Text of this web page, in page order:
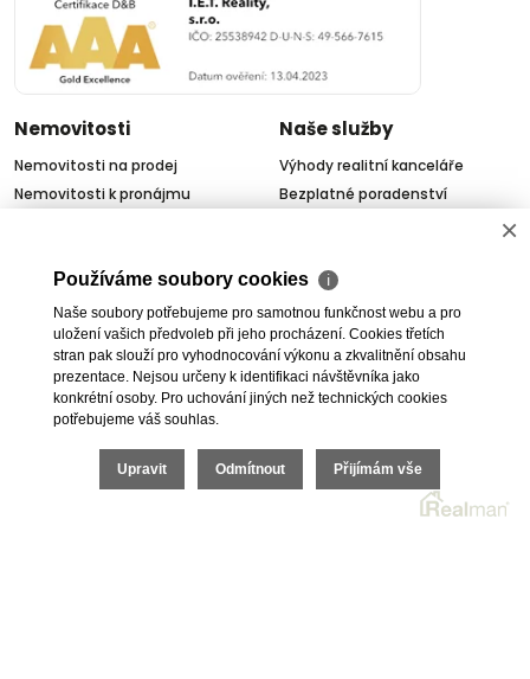
Nemovitosti
Nemovitosti na prodej
Nemovitosti k pronájmu
Skladové prostory
Kanceláře
Obchody
Naše služby
Výhody realitní kanceláře
Bezplatné poradenství
Geodetické práce
Úschovy kupních cen
Právní servis
Služby developerům
Pojištění
×
Používáme soubory cookies ℹ
Naše soubory potřebujeme pro samotnou funkčnost webu a pro
uložení vašich předvoleb při jeho procházení. Cookies třetích
stran pak slouží pro vyhodnocování výkonu a zkvalitnění obsahu
prezentace. Nejsou určeny k identifikaci návštěvníka jako
konkrétní osoby. Pro uchování jiných než technických cookies
potřebujeme váš souhlas.
Upravit Odmítnout Přijímám vše